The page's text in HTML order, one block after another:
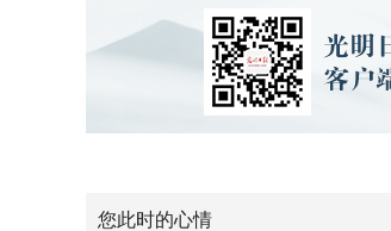
您此时的心情